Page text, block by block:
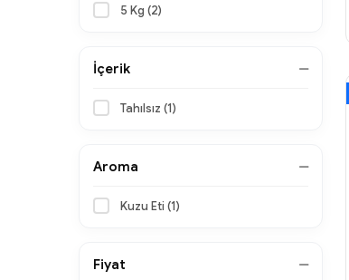
5 Kg (2)
İçerik
Tahılsız (1)
Aroma
Kuzu Eti (1)
Fiyat